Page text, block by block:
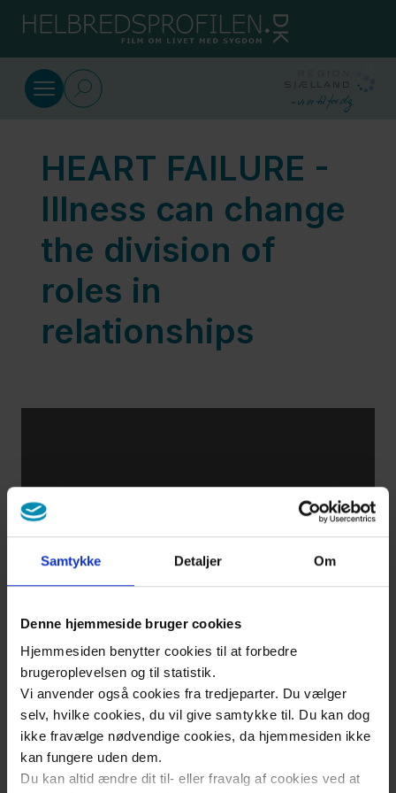
Samtykke Detaljer Om
Denne hjemmeside bruger cookies
Hjemmesiden benytter cookies til at forbedre
brugeroplevelsen og til statistik.
Vi anvender også cookies fra tredjeparter. Du vælger
selv, hvilke cookies, du vil give samtykke til. Du kan dog
ikke fravælge nødvendige cookies, da hjemmesiden ikke
kan fungere uden dem.
Du kan altid ændre dit til- eller fravalg af cookies ved at
SkipToMain.AriaLabel
English
Life with heart failure
HEART
FAILURE -
Illness can
change the
division of
roles in
relationships
you can
do
HEART
FAILURE
- Back
to work
life
HEART
FAILURE
HEART FAILURE -
Illness can change
the division of
roles in
relationships